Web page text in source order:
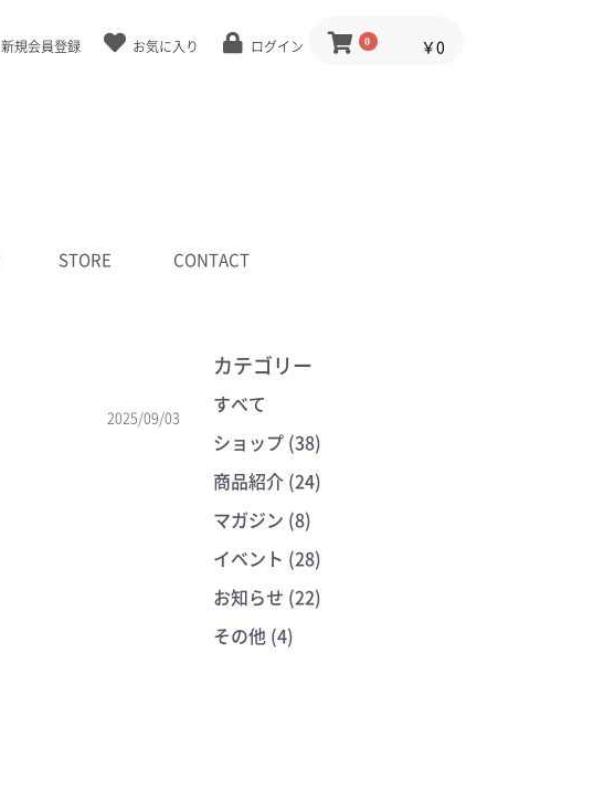
新規会員登録 お気に入り ログイン 0 ￥0
STORE CONTACT
2025/09/03
カテゴリー
すべて
ショップ (38)
商品紹介 (24)
マガジン (8)
イベント (28)
お知らせ (22)
その他 (4)